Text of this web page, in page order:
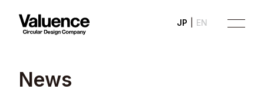
EN
JP
News